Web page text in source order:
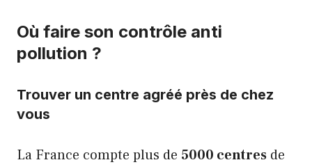
Où faire son contrôle anti
pollution ?
Trouver un centre agréé près de chez
vous
La France compte plus de 5000 centres de